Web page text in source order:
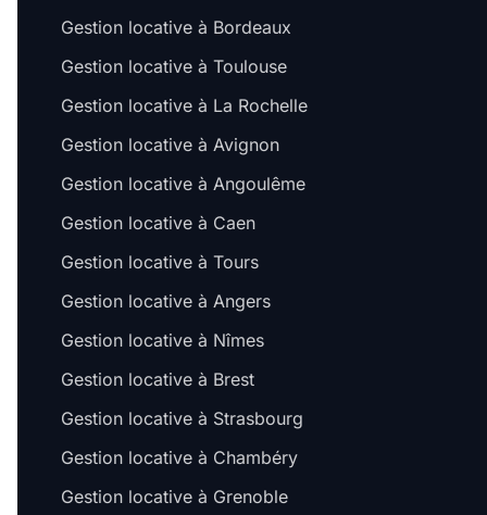
Gestion locative à Bordeaux
Gestion locative à Toulouse
Gestion locative à La Rochelle
Gestion locative à Avignon
Gestion locative à Angoulême
Gestion locative à Caen
Gestion locative à Tours
Gestion locative à Angers
Gestion locative à Nîmes
Gestion locative à Brest
Gestion locative à Strasbourg
Gestion locative à Chambéry
Gestion locative à Grenoble